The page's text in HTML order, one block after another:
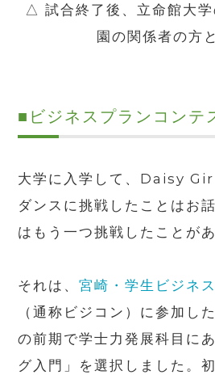
△ 試合終了後、立命館大
園の関係者の方
■ ビジネスプランコンテ
大学に入学して、 Daisy
ダンスに挑戦したことはお
はもう一つ挑戦したことがあ
それは、宮崎・学生ビジネ
（通称ビジコン）に参加し
の前期で学士力発展科目に
グ入門」を選択しました。